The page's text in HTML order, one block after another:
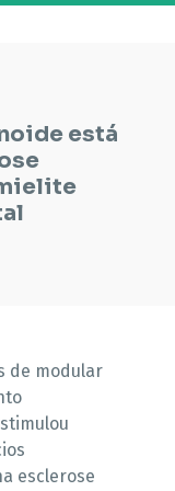
está
de modular
esclerose